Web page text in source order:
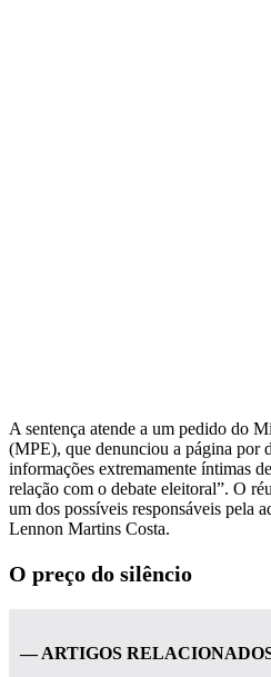
A sentença atende a um pedido do
(MPE), que denunciou a página por
informações extremamente íntimas
relação com o debate eleitoral”. O
um dos possíveis responsáveis pela
Lennon Martins Costa.
O preço do silêncio
— ARTIGOS